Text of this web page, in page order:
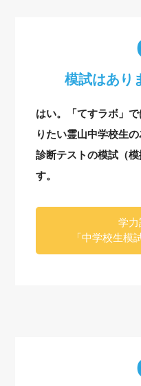
模試はあり
はい。「てすラボ」
りたい霊山中学校生
診断テストの模試（
す。
学力
「中学校生模